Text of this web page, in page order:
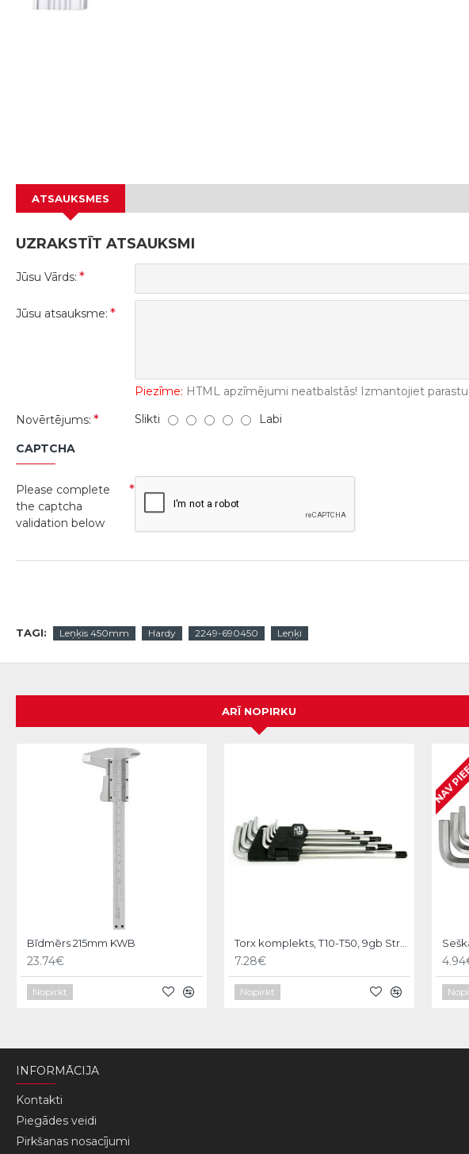
ATSAUKSMES
UZRAKSTĪT ATSAUKSMI
Jūsu Vārds:
Jūsu atsauksme:
Piezīme: HTML apzīmējumi neatbalstās! Izmantojiet
Novērtējums:
Slikti Labi
CAPTCHA
Please complete
the captcha
validation below
TAGI: Leņķis 450mm Hardy 2249-690450 Leņķi
ARĪ NOPIRKU
Bīdmērs 215mm KWB
23.74€
Nopirkt
Torx komplekts, T10-T50, 9gb Strend pro
7.28€
Nopirkt
NAV
INFORMĀCIJA
Kontakti
Piegādes veidi
Pirkšanas nosacījumi